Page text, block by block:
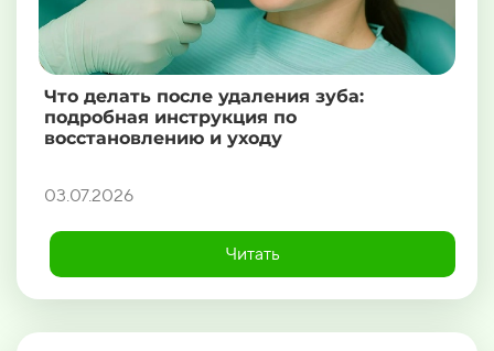
Что делать после удаления зуба:
подробная инструкция по
восстановлению и уходу
03.07.2026
Читать